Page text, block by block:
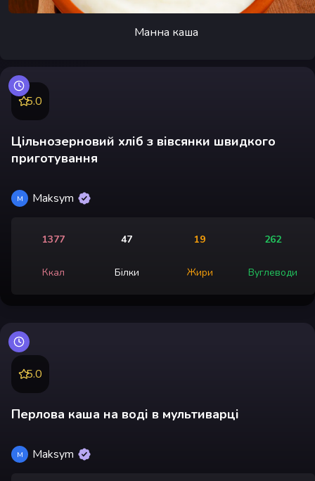
Манна каша
5.0
Цільнозерновий хліб з вівсянки швидкого
приготування
M Maksym
1377
Ккал
47
Білки
19
Жири
262
Вуглеводи
5.0
Перлова каша на воді в мультиварці
M Maksym